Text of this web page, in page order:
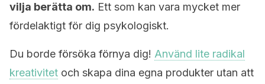
vilja berätta om. Ett som kan vara mycket mer
fördelaktigt för dig psykologiskt.
Du borde försöka förnya dig! Använd lite radikal
kreativitet och skapa dina egna produkter utan att